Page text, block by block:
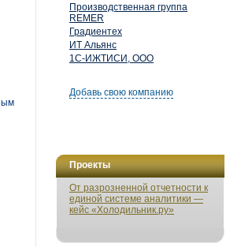
Производственная группа
REMER
Градиентех
ИТ Альянс
1С-ИЖТИСИ, ООО
Добавь свою компанию
Проекты
От разрозненной отчетности к
единой системе аналитики —
кейс «Холодильник.ру»